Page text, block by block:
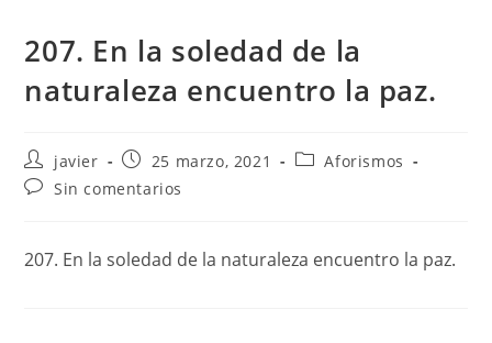
207. En la soledad de la
naturaleza encuentro la paz.
javier 25 marzo, 2021
Aforismos
Sin comentarios
207. En la soledad de la naturaleza encuentro la paz.